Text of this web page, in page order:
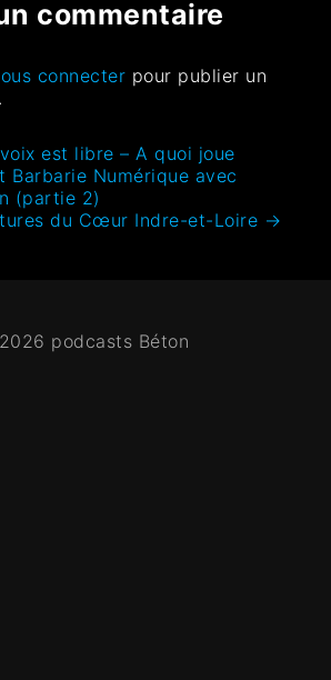
commentaire
connecter pour publier un
est libre – A quoi joue
Barbarie Numérique avec
(partie 2)
du Cœur Indre-et-Loire →
podcasts Béton